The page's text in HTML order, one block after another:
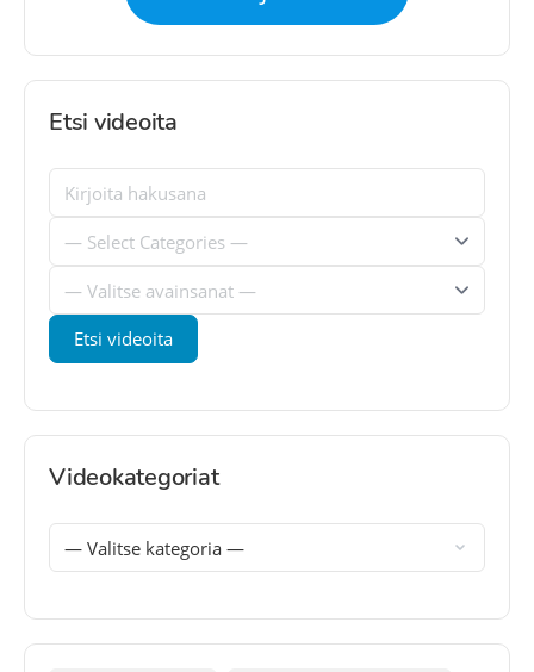
Etsi videoita
Videokategoriat